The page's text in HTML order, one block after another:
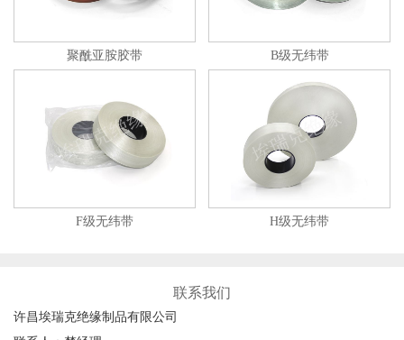
聚酰亚胺胶带 B级无纬带
F级无纬带 H级无纬带
联系我们
许昌埃瑞克绝缘制品有限公司